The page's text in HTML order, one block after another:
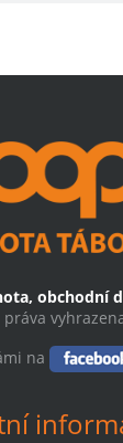
obchodní
práva
na